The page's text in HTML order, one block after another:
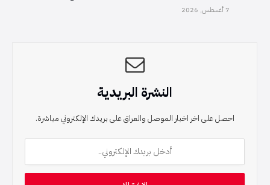
7 أغسطس, 2026
النشرة البريدية
احصل على اخر اخبار الموصل والعراق على بريدك الإلكتروني مباشرة.